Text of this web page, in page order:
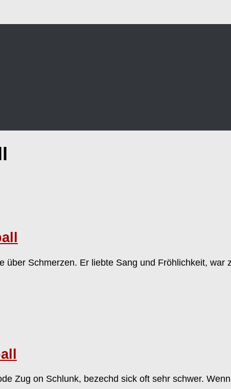
Schmerzen. Er liebte Sang und Fröhlichkeit, war
Zug on Schlunk, bezechd sick oft sehr schwer.